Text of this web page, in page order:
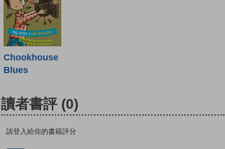
Chookhouse
Blues
讀者書評 (0)
請登入給你的書籍評分